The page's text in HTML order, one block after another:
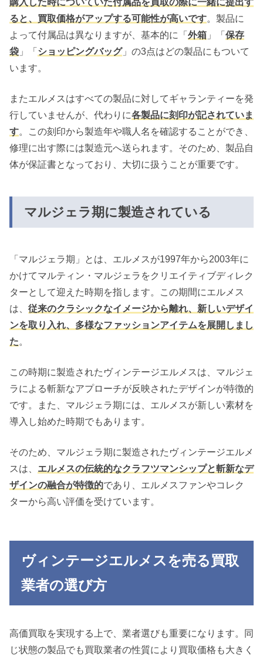
購入した時についていた付属品を買取の際に一緒に提出す
ると、買取価格がアップする可能性が高いです。製品に
よって付属品は異なりますが、基本的に「 外箱 」「 保存
袋 」「 ショッピングバッグ」の3点はどの製品にもついて
います。
またエルメスはすべての製品に対してギャランティーを発
行していませんが、代わりに各製品に刻印が記されていま
す。この刻印から製造年や職人名を確認することができ、
修理に出す際には製造元へ送られます。そのため、製品自
体が保証書となっており、大切に扱うことが重要です。
マルジェラ期に製造されている
「マルジェラ期」とは、エルメスが1997年から2003年に
かけてマルティン・マルジェラをクリエイティブディレク
ターとして迎えた時期を指します。この期間にエルメス
は、 従来のクラシックなイメージから離れ、新しいデザイ
ンを取り入れ、多様なファッションアイテムを展開しまし
た。
この時期に製造されたヴィンテージエルメスは、マルジェ
ラによる斬新なアプローチが反映されたデザインが特徴的
です。また、マルジェラ期には、エルメスが新しい素材を
導入し始めた時期でもあります。
そのため、マルジェラ期に製造されたヴィンテージエルメ
スは、 エルメスの伝統的なクラフツマンシップと斬新なデ
ザインの融合が特徴的であり、エルメスファンやコレク
ターから高い評価を受けています。
ヴィンテージエルメスを売る買取
業者の選び方
高価買取を実現する上で、業者選びも重要になります。同
じ状態の製品でも買取業者の性質により買取価格も大きく